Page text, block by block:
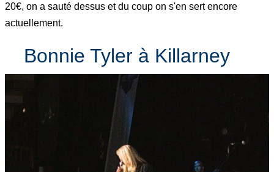
20€, on a sauté dessus et du coup on s'en sert encore
actuellement.
Bonnie Tyler à Killarney